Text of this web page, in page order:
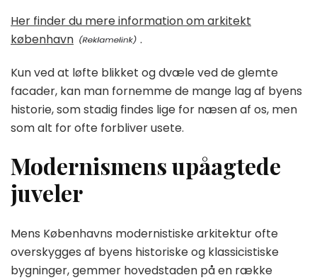
Her finder du mere information om arkitekt
københavn
.
Kun ved at løfte blikket og dvæle ved de glemte
facader, kan man fornemme de mange lag af byens
historie, som stadig findes lige for næsen af os, men
som alt for ofte forbliver usete.
Modernismens upåagtede
juveler
Mens Københavns modernistiske arkitektur ofte
overskygges af byens historiske og klassicistiske
bygninger, gemmer hovedstaden på en række